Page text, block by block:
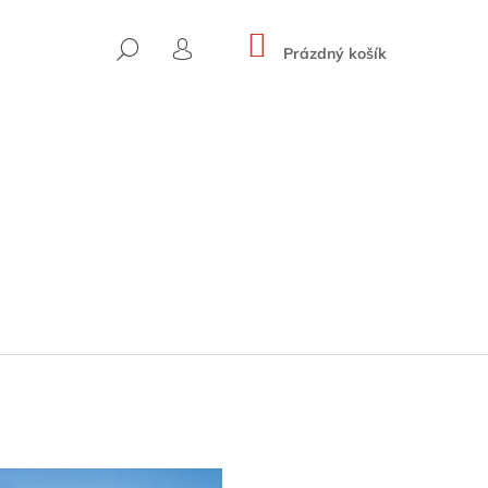
HLEDAT
PŘIHLÁŠENÍ
NÁKUPNÍ
KOŠÍK
Prázdný košík